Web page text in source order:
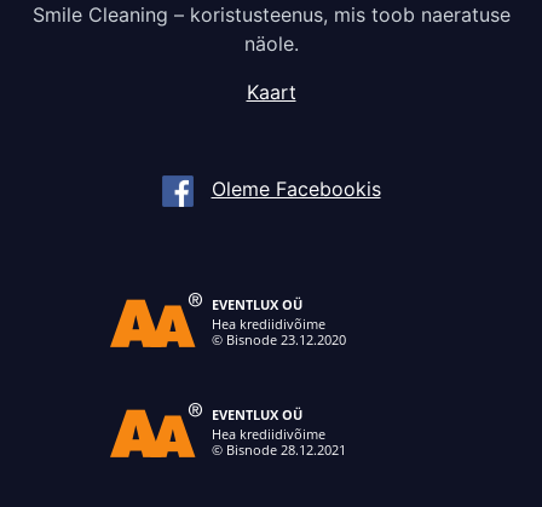
Smile Cleaning – koristusteenus, mis toob naeratuse
näole.
Kaart
Oleme Facebookis